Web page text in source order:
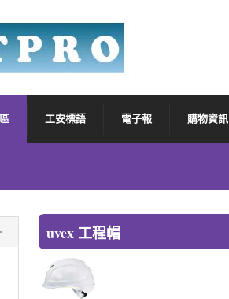
工安標語 電子報 購物資訊
uvex 工程帽